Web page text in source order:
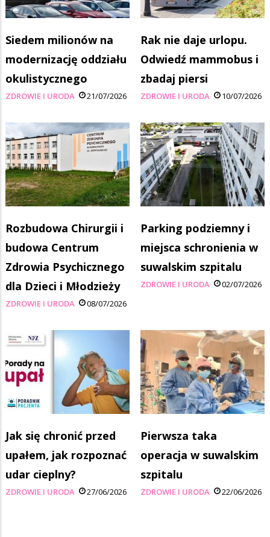
Siedem milionów na
modernizację oddziału
okulistycznego
ZDROWIE I URODA 21/07/2026
Rak nie daje urlopu.
Odwiedź mammobus i
zbadaj piersi
ZDROWIE I URODA 10/07/2026
Rozbudowa Chirurgii i
budowa Centrum
Zdrowia Psychicznego
dla Dzieci i Młodzieży
ZDROWIE I URODA 08/07/2026
Parking podziemny i
miejsca schronienia w
suwalskim szpitalu
ZDROWIE I URODA 02/07/2026
Jak się chronić przed
upałem, jak rozpoznać
udar cieplny?
ZDROWIE I URODA 27/06/2026
Pierwsza taka
operacja w suwalskim
szpitalu
ZDROWIE I URODA 22/06/2026